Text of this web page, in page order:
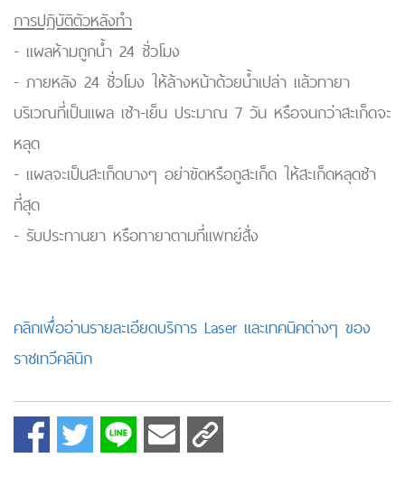
การปฏิบัติตัวหลังทำ
- แผลห้ามถูกน้ำ 24 ชั่วโมง
- ภายหลัง 24 ชั่วโมง ให้ล้างหน้าด้วยน้ำเปล่า แล้วทายา
บริเวณที่เป็นแผล เช้า-เย็น ประมาณ 7 วัน หรือจนกว่าสะเก็ดจะ
หลุด
- แผลจะเป็นสะเก็ดบางๆ อย่าขัดหรือถูสะเก็ด ให้สะเก็ดหลุดช้า
ที่สุด
- รับประทานยา หรือทายาตามที่แพทย์สั่ง
คลิกเพื่ออ่านรายละเอียดบริการ Laser และเทคนิคต่างๆ ของ
ราชเทวีคลินิก